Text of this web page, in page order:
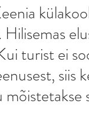
turist ei
siis